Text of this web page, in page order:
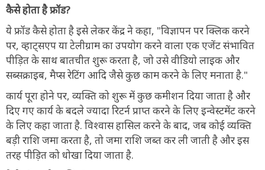
कैसे होता है फ्रॉड?
ये फ्रॉड कैसे होता है इसे लेकर केंद्र ने कहा, "विज्ञापन पर क्लिक करने
पर, व्हाट्सएप या टेलीग्राम का उपयोग करने वाला एक एजेंट संभावित
पीड़ित के साथ बातचीत शुरू करता है, जो उसे वीडियो लाइक और
सब्सक्राइब, मैप्स रेटिंग आदि जैसे कुछ काम करने के लिए मनाता है."
कार्य पूरा होने पर, व्यक्ति को शुरू में कुछ कमीशन दिया जाता है और
दिए गए कार्य के बदले ज्यादा रिटर्न प्राप्त करने के लिए इन्वेस्टमेंट करने
के लिए कहा जाता है. विश्वास हासिल करने के बाद, जब कोई व्यक्ति
बड़ी राशि जमा करता है, तो जमा राशि जब्त कर ली जाती है और इस
तरह पीड़ित को धोखा दिया जाता है.